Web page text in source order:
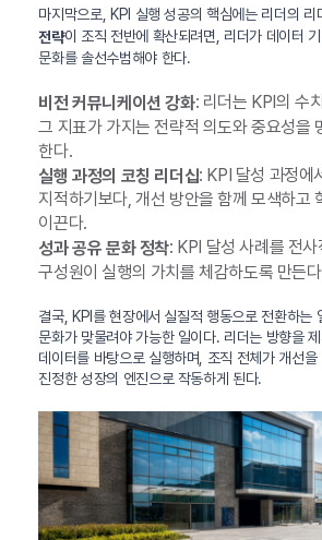
마지막으로, KPI 실행 성공의 핵심에는 리더의 리
전략이 조직 전반에 확산되려면, 리더가 데이터
문화를 솔선수범해야 한다.
비전 커뮤니케이션 강화: 리더는 KPI의 수
그 지표가 가지는 전략적 의도와 중요성을
한다.
실행 과정의 코칭 리더십: KPI 달성 과정에
지적하기보다, 개선 방안을 함께 모색하고
이끈다.
성과 공유 문화 정착: KPI 달성 사례를 전사
구성원이 실행의 가치를 체감하도록 만든
결국, KPI를 현장에서 실질적 행동으로 전환하는
문화가 맞물려야 가능한 일이다. 리더는 방향을
데이터를 바탕으로 실행하며, 조직 전체가 개선
진정한 성장의 엔진으로 작동하게 된다.